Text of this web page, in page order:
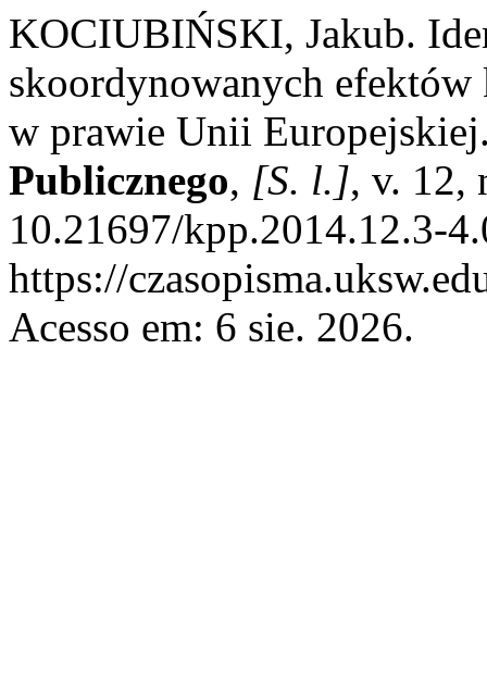
KOCIUBIŃSKI, Jakub.
skoordynowanych
w prawie Unii
Publicznego, [S. l.], v. 12,
10.21697/kpp.2014.12.3-
https://
Acesso em: 6 sie. 2026.